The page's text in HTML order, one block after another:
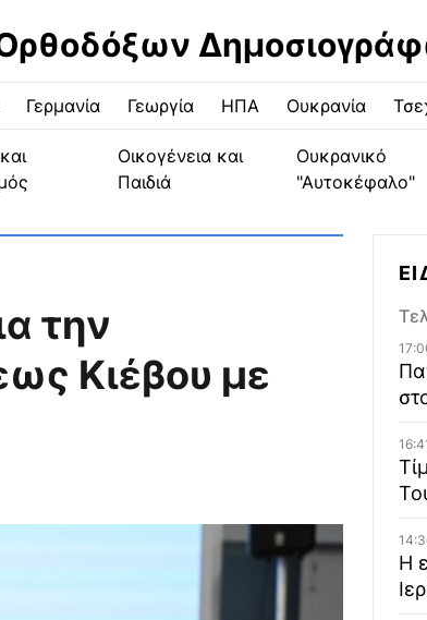
Γερμανία Γεωργία ΗΠΑ Ουκρανία
Οικογένεια και
Παιδιά
Ουκρανικό
"Αυτοκέφαλο"
την
Κιέβου με
Η